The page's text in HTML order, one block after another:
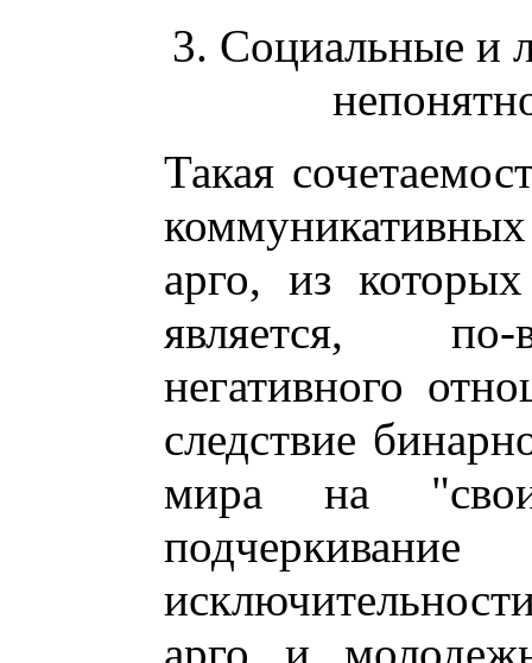
3. Социальные и
Такая
арго, из
является, по-
негативного
следствие
мира на